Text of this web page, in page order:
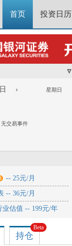
首页 投资日历
▿
› 星期日
交易事件
-- 25元/月
-- 36元/月
业估值 -- 199元/年
持仓
Beta